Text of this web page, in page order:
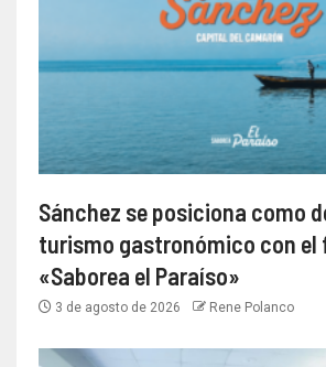
Sánchez se posiciona como
turismo gastronómico con el
«Saborea el Paraíso»
3 de agosto de 2026 Rene Polanco